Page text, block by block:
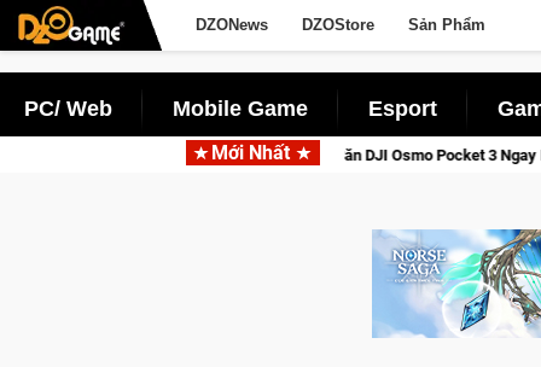
DZONews DZOStore Sản Phẩm
PC/ Web Mobile Game Esport
Mới Nhất
Cửu Giới Thức Tỉnh, Săn DJI Osmo Pocket 3 Ngay Hôm Nay